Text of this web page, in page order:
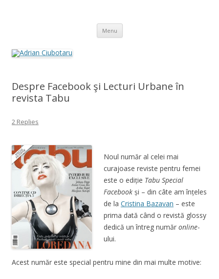
Menu Skip
content
Despre Facebook şi Lecturi Urbane în
revista Tabu
2 Replies
Noul număr al celei mai
curajoase reviste pentru femei
este o ediție Tabu Special
Facebook și – din câte am înțeles
de la Cristina Bazavan – este
prima dată când o revistă glossy
dedică un întreg număr online-
ului.
Acest număr este special pentru mine din mai multe motive: